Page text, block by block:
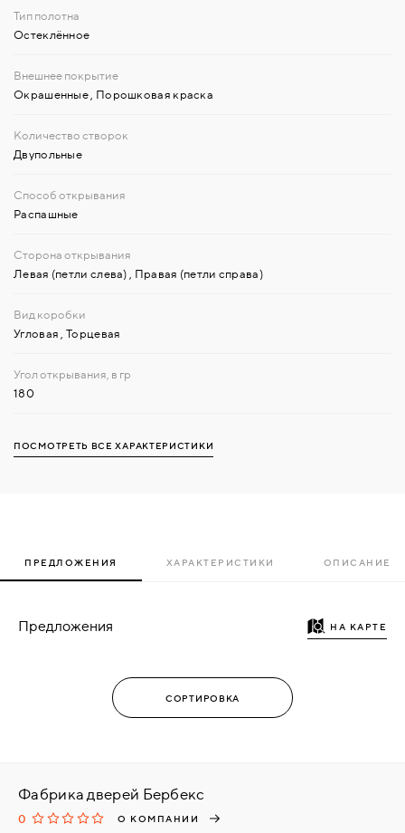
Остеклённое
Окрашенные Порошковая краска
Двупольные
Распашные
Левая (петли слева) Правая (петли справа)
Угловая Торцевая
180
ПОСМОТРЕТЬ ВСЕ ХАРАКТЕРИСТИКИ
ПРЕДЛОЖЕНИЯ ХАРАКТЕРИСТИКИ ОПИСАНИЕ
Предложения НА КАРТЕ
Фабрика дверей Бербекс
0 О КОМПАНИИ